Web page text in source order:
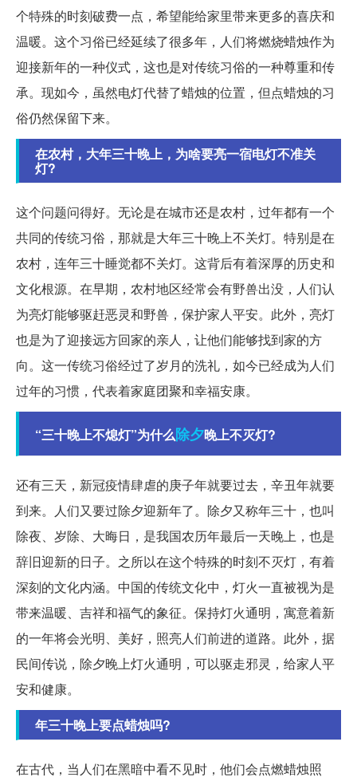
个特殊的时刻破费一点，希望能给家里带来更多的喜庆和
温暖。这个习俗已经延续了很多年，人们将燃烧蜡烛作为
迎接新年的一种仪式，这也是对传统习俗的一种尊重和传
承。现如今，虽然电灯代替了蜡烛的位置，但点蜡烛的习
俗仍然保留下来。
在农村，大年三十晚上，为啥要亮一宿电灯不准关
灯?
这个问题问得好。无论是在城市还是农村，过年都有一个
共同的传统习俗，那就是大年三十晚上不关灯。特别是在
农村，连年三十睡觉都不关灯。这背后有着深厚的历史和
文化根源。在早期，农村地区经常会有野兽出没，人们认
为亮灯能够驱赶恶灵和野兽，保护家人平安。此外，亮灯
也是为了迎接远方回家的亲人，让他们能够找到家的方
向。这一传统习俗经过了岁月的洗礼，如今已经成为人们
过年的习惯，代表着家庭团聚和幸福安康。
“三十晚上不熄灯”为什么除夕晚上不灭灯?
还有三天，新冠疫情肆虐的庚子年就要过去，辛丑年就要
到来。人们又要过除夕迎新年了。除夕又称年三十，也叫
除夜、岁除、大晦日，是我国农历年最后一天晚上，也是
辞旧迎新的日子。之所以在这个特殊的时刻不灭灯，有着
深刻的文化内涵。中国的传统文化中，灯火一直被视为是
带来温暖、吉祥和福气的象征。保持灯火通明，寓意着新
的一年将会光明、美好，照亮人们前进的道路。此外，据
民间传说，除夕晚上灯火通明，可以驱走邪灵，给家人平
安和健康。
年三十晚上要点蜡烛吗?
在古代，当人们在黑暗中看不见时，他们会点燃蜡烛照